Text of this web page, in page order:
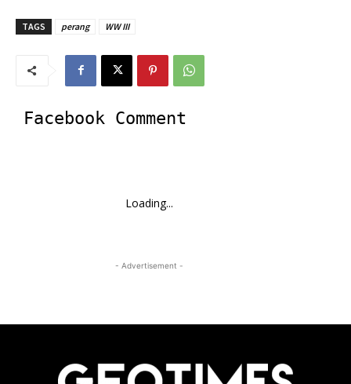
TAGS perang WW III
Facebook Comment
Loading...
- Advertisement -